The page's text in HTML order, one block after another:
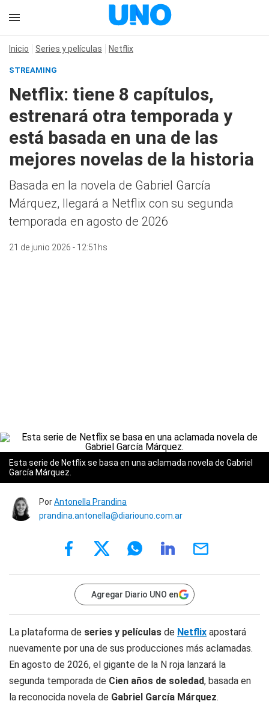
Inicio Series y películas Netflix
STREAMING
Netflix: tiene 8 capítulos,
estrenará otra temporada y
está basada en una de las
mejores novelas de la historia
Basada en la novela de Gabriel García
Márquez, llegará a Netflix con su segunda
temporada en agosto de 2026
21 de junio 2026 - 12:51hs
Esta serie de Netflix se basa en una aclamada novela de Gabriel
García Márquez.
PorAntonella Prandina
prandina.antonella@diariouno.com.ar
Agregar Diario UNO en
La plataforma de series y películas de Netflix apostará
nuevamente por una de sus producciones más aclamadas.
En agosto de 2026, el gigante de la N roja lanzará la
segunda temporada de Cien años de soledad, basada en
la reconocida novela de Gabriel García Márquez.